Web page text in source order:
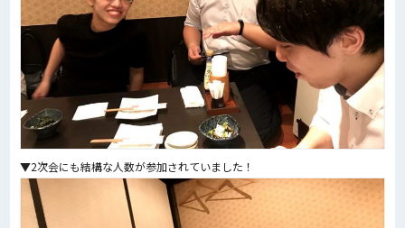
▼2次会にも結構な人数が参加されていました！